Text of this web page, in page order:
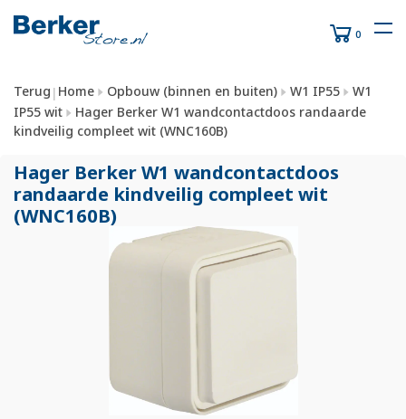
0
Terug | Home Opbouw (binnen en buiten) W1 IP55
W1
IP55 wit
Hager Berker W1 wandcontactdoos randaarde
kindveilig compleet wit (WNC160B)
Hager Berker W1 wandcontactdoos
randaarde kindveilig compleet wit
(WNC160B)